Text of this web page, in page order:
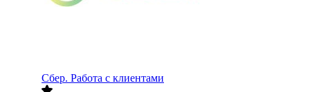
Сбер. Работа с клиентами